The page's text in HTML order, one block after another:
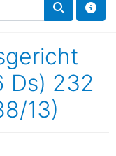
Ds) 232
13)